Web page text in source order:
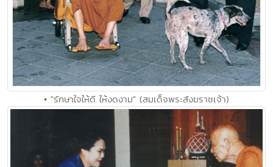
• "รักษาใจให้ดี ให้งดงาม" (สมเด็จพระสังฆราชเจ้า)